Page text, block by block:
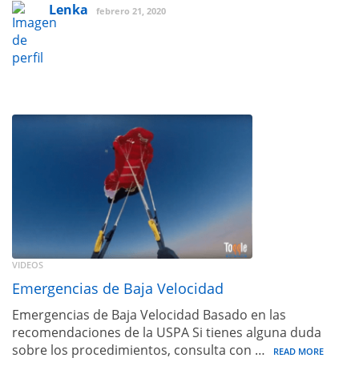
Lenka febrero 21, 2020
VIDEOS
Emergencias de Baja Velocidad
Emergencias de Baja Velocidad Basado en las
recomendaciones de la USPA Si tienes alguna duda
sobre los procedimientos, consulta con …
READ MORE